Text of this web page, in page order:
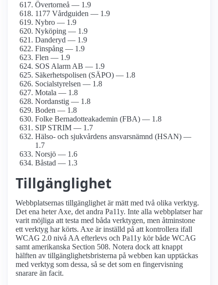
Övertorneå — 1.9
1177 Vårdguiden — 1.9
Nybro — 1.9
Nyköping — 1.9
Danderyd — 1.9
Finspång — 1.9
Flen — 1.9
SOS Alarm AB — 1.9
Säkerhetspolisen (SÄPO) — 1.8
Socialstyrelsen — 1.8
Motala — 1.8
Nordanstig — 1.8
Boden — 1.8
Folke Bernadotteakademin (FBA) — 1.8
SIP STRIM — 1.7
Hälso- och sjukvårdens ansvarsnämnd (HSAN) —
1.7
Norsjö — 1.6
Båstad — 1.3
Tillgänglighet
Webbplatsernas tillgänglighet är mätt med två olika verktyg.
Det ena heter Axe, det andra Pa11y. Inte alla webbplatser har
varit möjliga att testa med båda verktygen, men åtminstone
ett verktyg har körts. Axe är inställd på att kontrollera ifall
WCAG 2.0 nivå AA efterlevs och Pa11y kör både WCAG
samt amerikanska Section 508. Notera dock att knappt
hälften av tillgänglighetsbristerna på webben kan upptäckas
med verktyg som dessa, så se det som en fingervisning
snarare än facit.